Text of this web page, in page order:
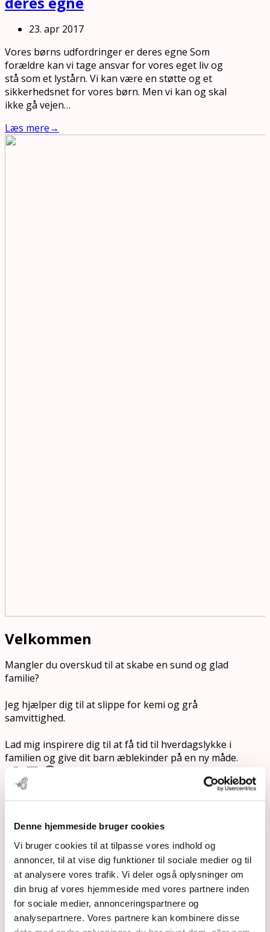
Denne hjemmeside bruger cookies
Vi bruger cookies til at tilpasse vores indhold og
annoncer, til at vise dig funktioner til sociale medier og til
at analysere vores trafik. Vi deler også oplysninger om
din brug af vores hjemmeside med vores partnere inden
for sociale medier, annonceringspartnere og
analysepartnere. Vores partnere kan kombinere disse
23. apr 2017
Vores børns udfordringer er deres egne Som
forældre kan vi tage ansvar for vores eget liv og
stå som et lystårn. Vi kan være en støtte og et
sikkerhedsnet for vores børn. Men vi kan og skal
ikke gå vejen…
Læs mere→
Velkommen
Mangler du overskud til at skabe en sund og glad
familie?
Jeg hjælper dig til at slippe for kemi og grå
samvittighed.
Lad mig inspirere dig til at få tid til hverdagslykke i
familien og give dit barn æblekinder på en ny måde.
Rosemaimonide.com
Search
Submit